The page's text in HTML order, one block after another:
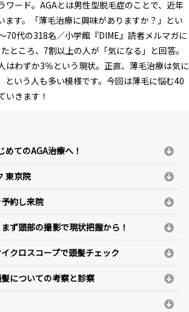
ード。AGAとは男性型脱毛症のことで、近年
す。「薄毛治療に興味がありますか？」とい
70代の318名／小学館『DIME』読者メルマガに
ところ、7割以上の人が「気になる」と回答。
はわずか3％という現状。正直、薄毛治療は気に
いう人も多い模様です。今回は薄毛に悩む40
いきます！
めてのAGA治療へ！
東京院
約し来院
頭部の撮影で現状把握から！
クロスコープで頭髪チェック
についての考察と診察